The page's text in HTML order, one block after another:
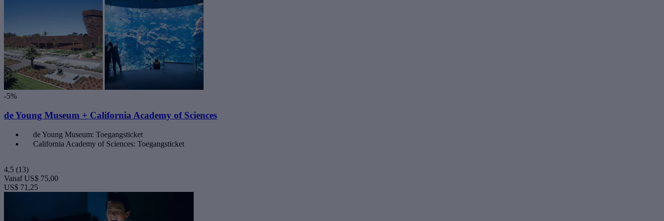
-5%
de Young Museum + California Academy of Sciences
de Young Museum: Toegangsticket
California Academy of Sciences: Toegangsticket
4,5 (13)
Vanaf US$ 75,00
US$ 71,25